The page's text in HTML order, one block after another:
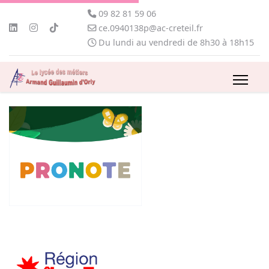
09 82 81 59 06
ce.0940138p@ac-creteil.fr
Du lundi au vendredi de 8h30 à 18h15